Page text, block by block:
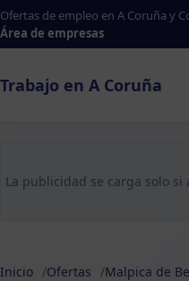
Ofertas de empleo en A Coruña y
Área de empresas
Trabajo en A Coruña
La publicidad se carga solo si
Inicio Ofertas
Malpica de